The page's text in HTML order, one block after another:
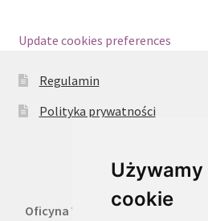
cookie
Update cookies preferences
Regulamin
Polityka prywatności
Oficyna Wydawnicza Oikos Sp. z